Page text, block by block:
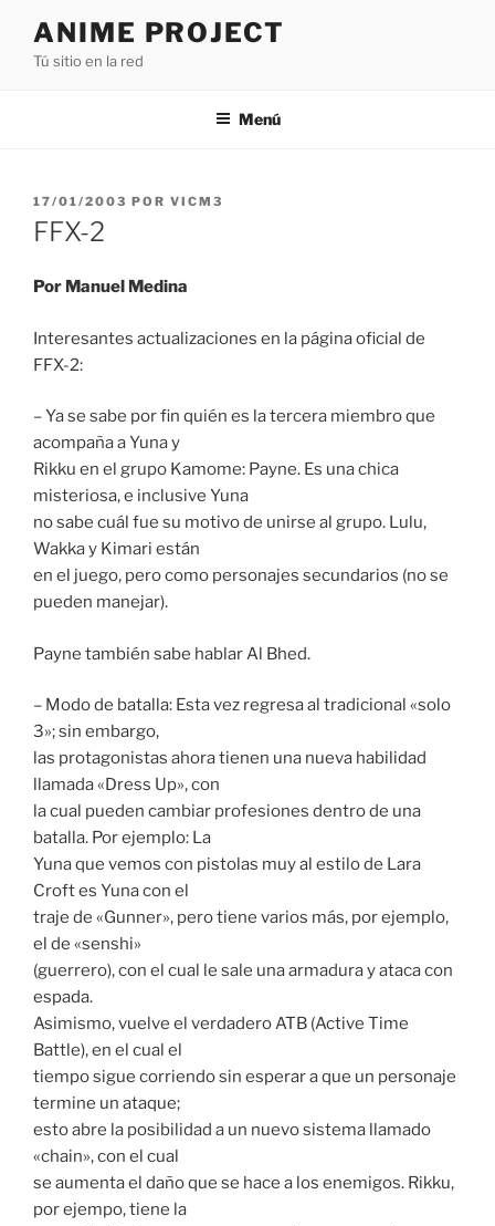
contenido
ANIME PROJECT
Tú sitio en la red
Menú
PUBLICADO
EL
17/01/2003 POR VICM3
FFX-2
Por Manuel Medina
Interesantes actualizaciones en la página oficial de
FFX-2:
– Ya se sabe por fin quién es la tercera miembro que
acompaña a Yuna y
Rikku en el grupo Kamome: Payne. Es una chica
misteriosa, e inclusive Yuna
no sabe cuál fue su motivo de unirse al grupo. Lulu,
Wakka y Kimari están
en el juego, pero como personajes secundarios (no se
pueden manejar).
Payne también sabe hablar Al Bhed.
– Modo de batalla: Esta vez regresa al tradicional «solo
3»; sin embargo,
las protagonistas ahora tienen una nueva habilidad
llamada «Dress Up», con
la cual pueden cambiar profesiones dentro de una
batalla. Por ejemplo: La
Yuna que vemos con pistolas muy al estilo de Lara
Croft es Yuna con el
traje de «Gunner», pero tiene varios más, por ejemplo,
el de «senshi»
(guerrero), con el cual le sale una armadura y ataca con
espada.
Asimismo, vuelve el verdadero ATB (Active Time
Battle), en el cual el
tiempo sigue corriendo sin esperar a que un personaje
termine un ataque;
esto abre la posibilidad a un nuevo sistema llamado
«chain», con el cual
se aumenta el daño que se hace a los enemigos. Rikku,
por ejempo, tiene la